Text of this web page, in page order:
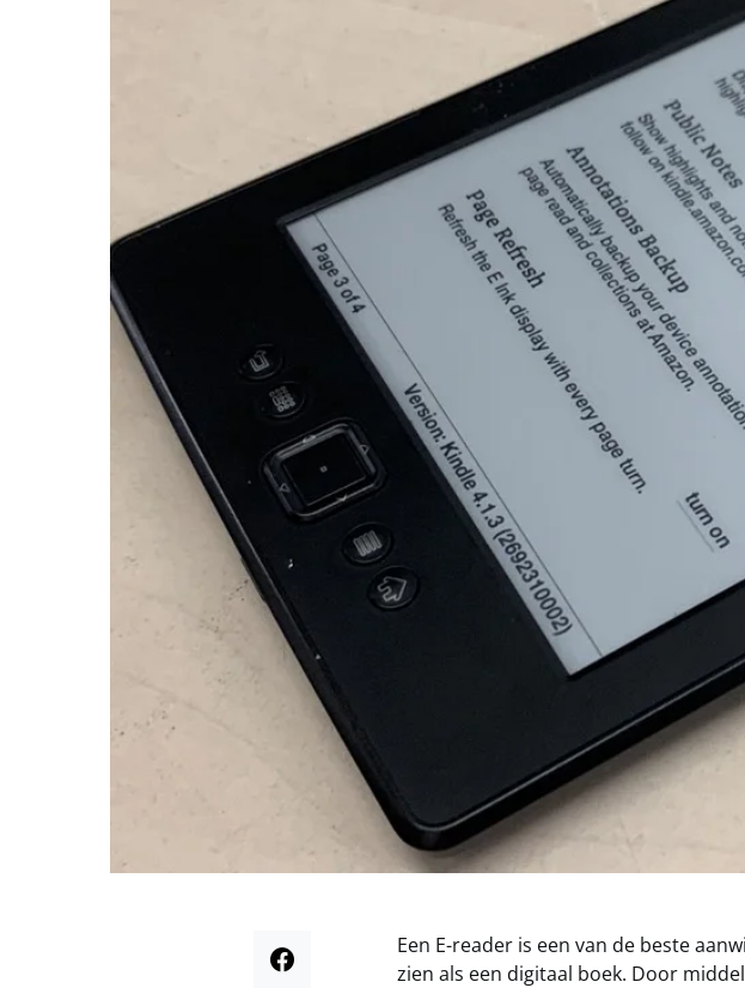
Een E-reader is een van de beste
zien als een digitaal boek. Door